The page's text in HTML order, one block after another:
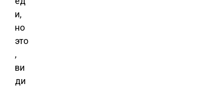
и,
но
это
,
ви
ди